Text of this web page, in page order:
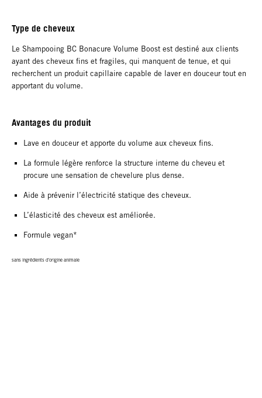
Type de cheveux
Le Shampooing BC Bonacure Volume Boost est destiné aux clients
ayant des cheveux fins et fragiles, qui manquent de tenue, et qui
recherchent un produit capillaire capable de laver en douceur tout en
apportant du volume.
Avantages du produit
Lave en douceur et apporte du volume aux cheveux fins.
La formule légère renforce la structure interne du cheveu et
procure une sensation de chevelure plus dense.
Aide à prévenir l’électricité statique des cheveux.
L’élasticité des cheveux est améliorée.
Formule vegan*
sans ingrédients d’origine animale